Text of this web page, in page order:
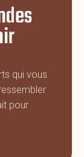
qui vous
pour